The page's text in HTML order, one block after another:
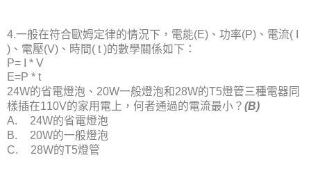
4.一般在符合歐姆定律的情況下，電能(E) 、功率(P) 、電流( I
) 、電壓(V) 、時間( t )的數學關係如下：
P= I * V
E=P * t
24W的省電燈泡、 20W一般燈泡和28W的T5燈管三種電器同
樣插在110V的家用電上，何者通過的電流最小？ (B)
A.
24W的省電燈泡
B. 20W的一般燈泡
C. 28W的T5燈管